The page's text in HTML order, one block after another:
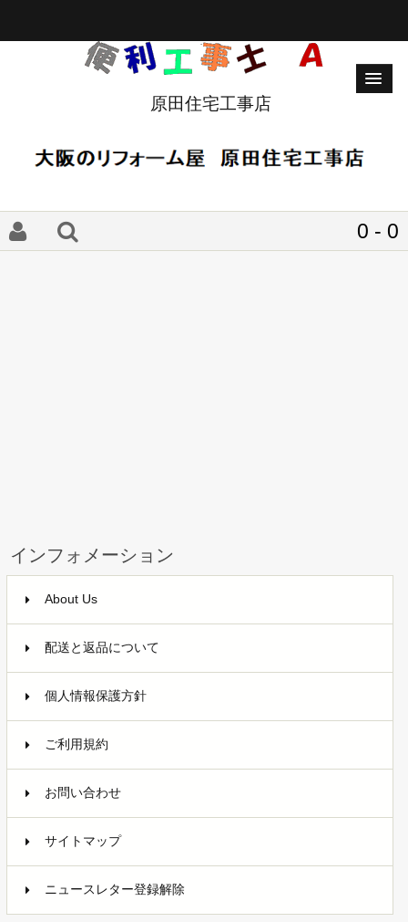
原田住宅工事店
0 - 0
インフォメーション
About Us
配送と返品について
個人情報保護方針
ご利用規約
お問い合わせ
サイトマップ
ニュースレター登録解除